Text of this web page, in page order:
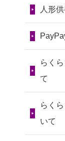
2026/
2026/
東京都
2026/
実家の
...
2026/
見守っ
2026/
お願い
2024/
らえ
第79
令和7
第78
令和7
第76
人形
らく
て
らく
いて